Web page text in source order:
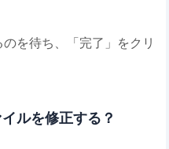
を待ち、「完了」をクリ
ルを修正する？